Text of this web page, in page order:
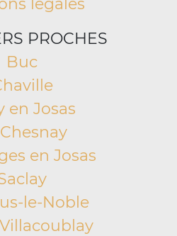
légales
PROCHES
Buc
en Josas
en Josas
le-Noble